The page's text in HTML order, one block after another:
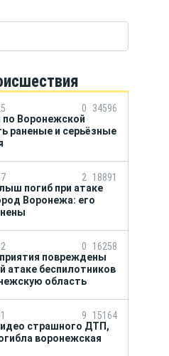
0
34596
по Воронежской
раненые и серьёзные
2
18891
погиб при атаке
Воронежа: его
0
16258
повреждены
атаке беспилотников
область
9
15164
страшного ДТП,
воронежская